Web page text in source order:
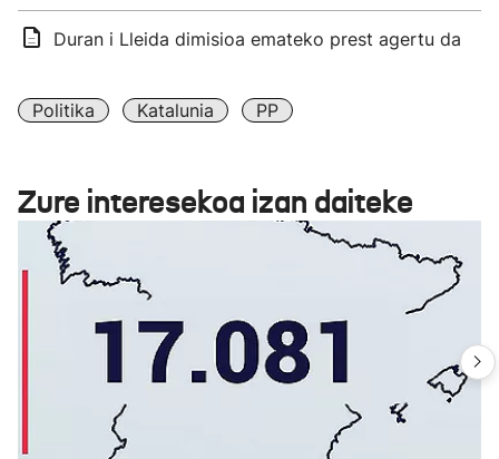
Duran i Lleida dimisioa emateko prest agertu da
Politika Katalunia PP
Zure interesekoa izan daiteke